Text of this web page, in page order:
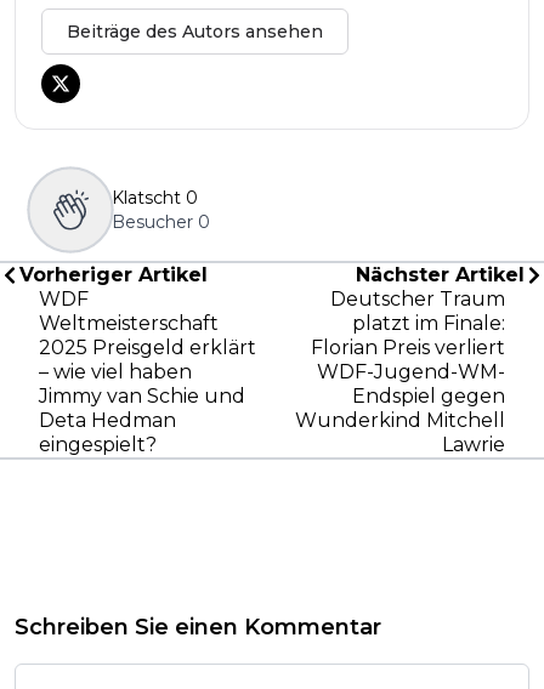
Beiträge des Autors ansehen
Klatscht 0
Besucher 0
Vorheriger Artikel
WDF
Weltmeisterschaft
2025 Preisgeld erklärt
– wie viel haben
Jimmy van Schie und
Deta Hedman
eingespielt?
Nächster Artikel
Deutscher Traum
platzt im Finale:
Florian Preis verliert
WDF-Jugend-WM-
Endspiel gegen
Wunderkind Mitchell
Lawrie
Schreiben Sie einen Kommentar